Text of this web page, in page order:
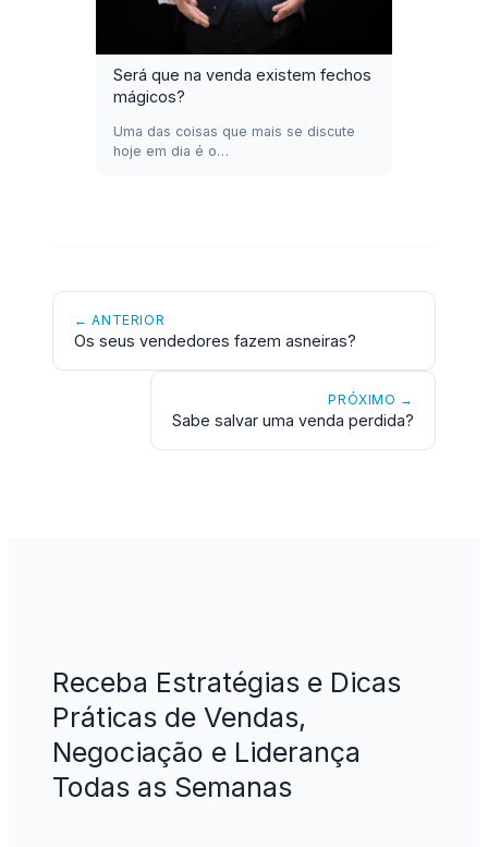
Será que na venda existem fechos
mágicos?
Uma das coisas que mais se discute
hoje em dia é o…
← ANTERIOR
Os seus vendedores fazem asneiras?
PRÓXIMO →
Sabe salvar uma venda perdida?
Receba Estratégias e Dicas
Práticas de Vendas,
Negociação e Liderança
Todas as Semanas